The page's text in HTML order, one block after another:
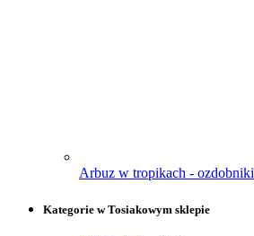
Arbuz w tropikach - ozdobniki
Kategorie w Tosiakowym sklepie